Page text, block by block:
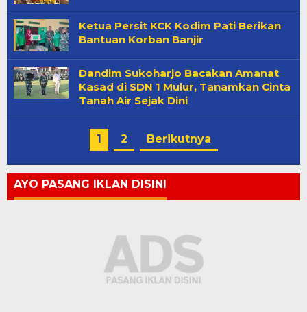
Ketua Persit KCK Kodim Pati Berikan
Bantuan Korban Banjir
Dandim Sukoharjo Bacakan Amanat
Kasad di SDN 1 Mulur, Tanamkan Cinta
Tanah Air Sejak Dini
1 2 Berikutnya
AYO PASANG IKLAN DISINI